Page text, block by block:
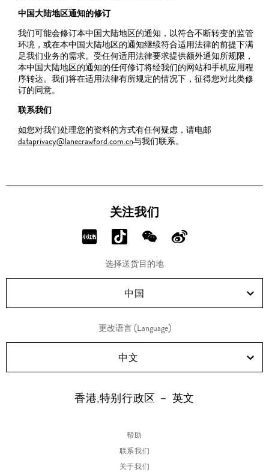
中国大陆地区通知的修订
我们可能会修订本中国大陆地区的通知，以符合不断转变的监管
环境，或在本中国大陆地区的通知继续符合适用法律的前提下满
足我们业务的需求。受任何适用法律要求提供额外通知所规限，
本中国大陆地区的通知的任何修订将经我们的网站和手机应用程
序转达。我们将在适用法律有所规定的情况下，征得您对此类修
订的同意。
联系我们
如您对我们处理您的资料的方式有任何疑虑，请电邮
dataprivacy@lanecrawford.com.cn与我们联系。
关注我们
分
RED!
分
享
Douyin!
分
享
WeChat!
分
Weibo!
选择送货目的地
中国
更改语言 (Language)
中文
香港,特别行政区 － 英文
帮助
联系我们
关于我们